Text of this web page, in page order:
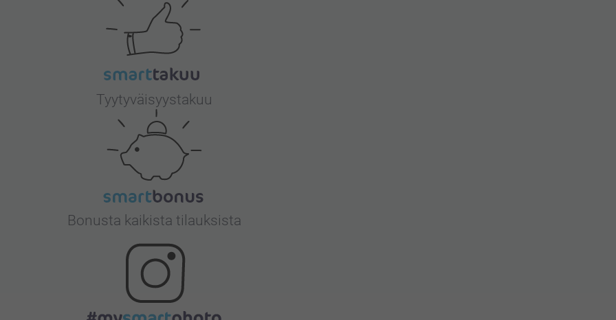
Tyytyväisyystakuu
Bonusta kaikista tilauksista